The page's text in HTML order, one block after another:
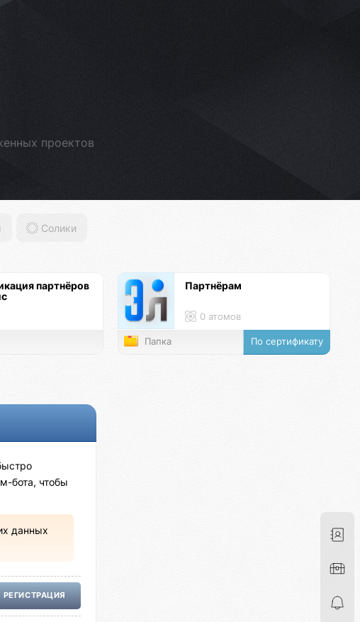
проектов
Солики
партнёров
Партнёрам
0 атомов
Папка По сертификату
бота, чтобы
данных
РЕГИСТРАЦИЯ